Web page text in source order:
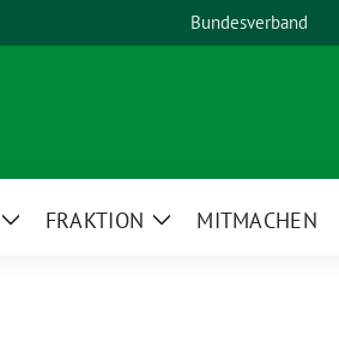
Bundesverband
ZeigeFRAKTION
ZeigeMITMACHEN